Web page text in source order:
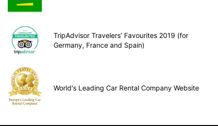
TripAdvisor Travelers’ Favourites 2019 (for
Germany, France and Spain)
World's Leading Car Rental Company Website